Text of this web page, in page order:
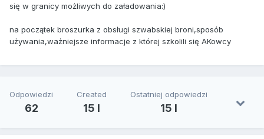
się w granicy możliwych do załadowania:)
na początek broszurka z obsługi szwabskiej broni,sposób
używania,ważniejsze informacje z której szkolili się AKowcy
Odpowiedzi
62
Created
15 l
Ostatniej odpowiedzi
15 l